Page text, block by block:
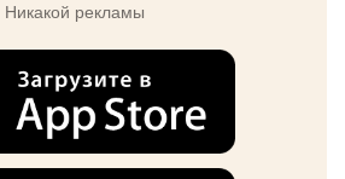
Никакой рекламы